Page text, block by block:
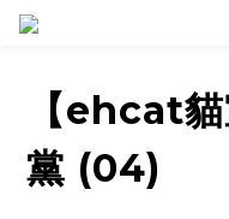
【ehcat
黨 (04)